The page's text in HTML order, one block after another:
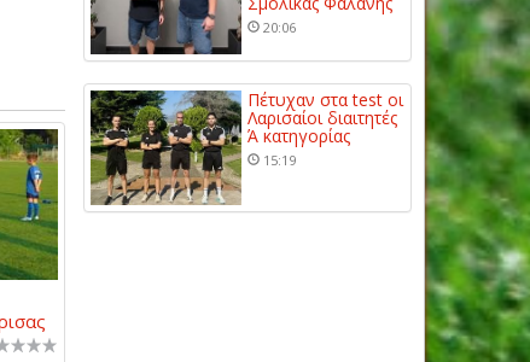
20:06
Πέτυχαν στα test οι
Λαρισαίοι διαιτητές
Ά κατηγορίας
15:19